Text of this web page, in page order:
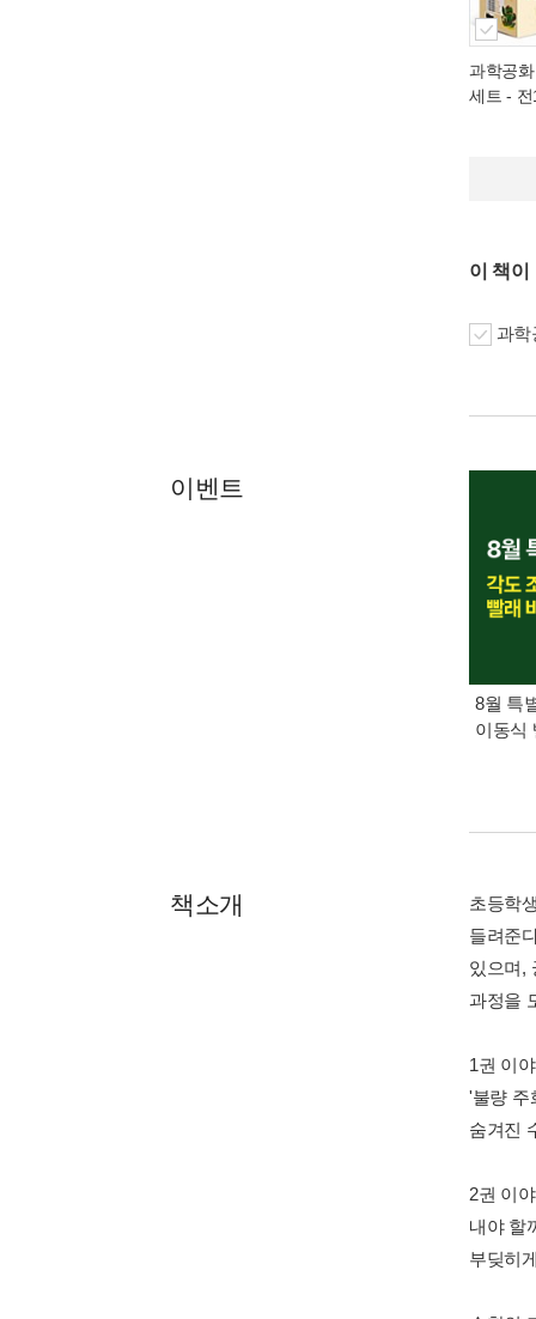
과학공
세트 -
이 책이
과학
이벤트
8월 특
이동식
책소개
초등학
들려준
있으며,
과정을
1권 이
'불량 주
숨겨진
2권 이
내야 할
부딪히